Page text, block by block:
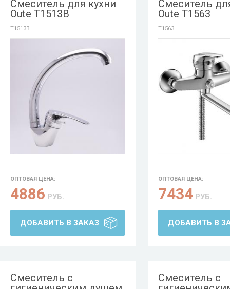
Смеситель для кухни
Oute T1513B
T1513B
ОПТОВАЯ ЦЕНА:
4886 РУБ.
ДОБАВИТЬ В ЗАКАЗ
Смеситель
Oute T1563
T1563
ОПТОВАЯ ЦЕНА:
7434 РУБ.
ДОБАВИТЬ В
Смеситель с
Смеситель с